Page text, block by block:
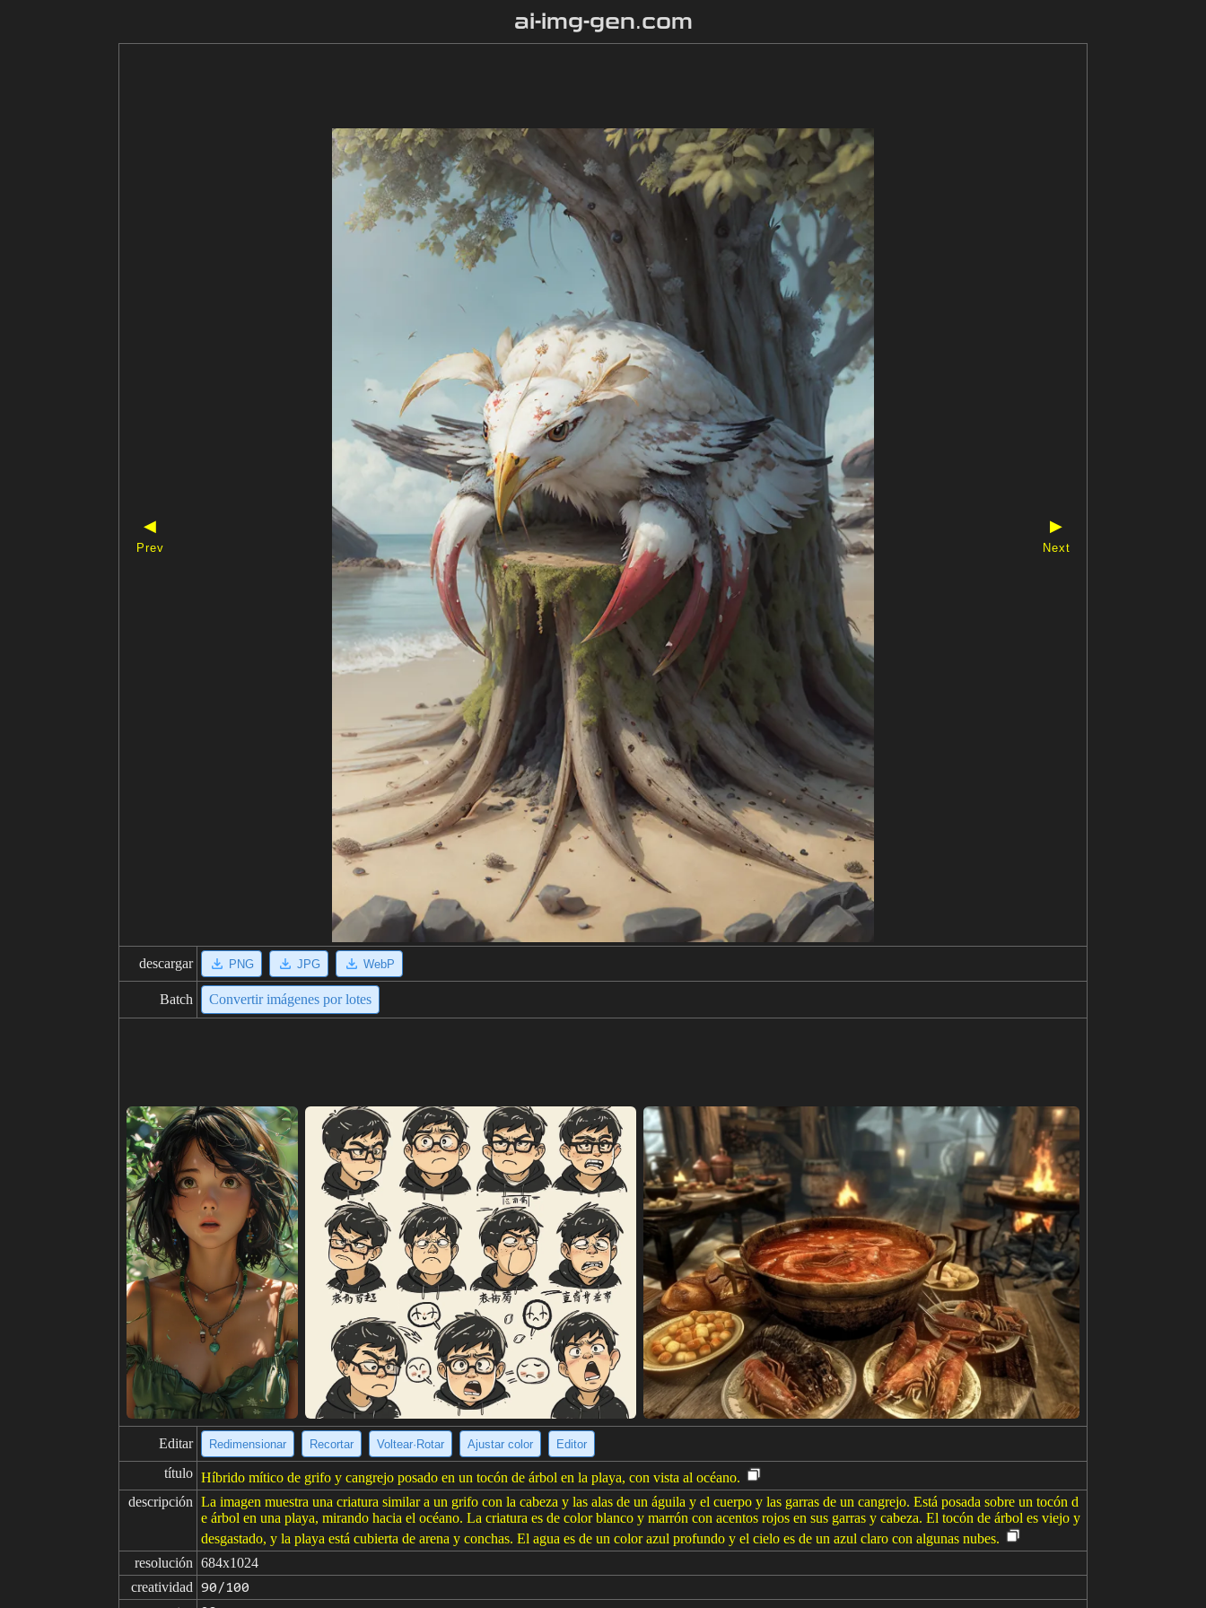
ai-img-gen.com
◀
Prev
▶
Next
descargar PNG JPG WebP
Batch Convertir imágenes por lotes
Editar Redimensionar Recortar Voltear·Rotar Ajustar color Editor
título Híbrido mítico de grifo y cangrejo posado en un tocón de árbol en la playa, con vista al océano.
descripción La imagen muestra una criatura similar a un grifo con la cabeza y las alas de un águila y el cuerpo y las garras de un cangrejo. Está posada sobre un tocón d
e árbol en una playa, mirando hacia el océano. La criatura es de color blanco y marrón con acentos rojos en sus garras y cabeza. El tocón de árbol es viejo y
desgastado, y la playa está cubierta de arena y conchas. El agua es de un color azul profundo y el cielo es de un azul claro con algunas nubes.
resolución 684x1024
creatividad
90/100